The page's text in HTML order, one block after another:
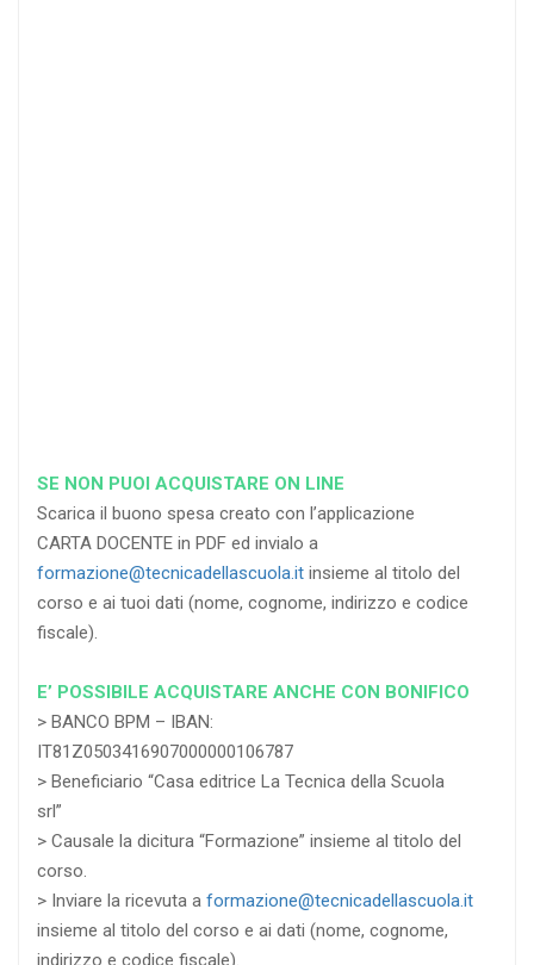
SE NON PUOI ACQUISTARE ON LINE
Scarica il buono spesa creato con l’applicazione
CARTA DOCENTE in PDF ed invialo a
formazione@tecnicadellascuola.it insieme al titolo del
corso e ai tuoi dati (nome, cognome, indirizzo e codice
fiscale).
E’ POSSIBILE ACQUISTARE ANCHE CON BONIFICO
> BANCO BPM – IBAN:
IT81Z0503416907000000106787
> Beneficiario “Casa editrice La Tecnica della Scuola
srl”
> Causale la dicitura “Formazione” insieme al titolo del
corso.
> Inviare la ricevuta a formazione@tecnicadellascuola.it
insieme al titolo del corso e ai dati (nome, cognome,
indirizzo e codice fiscale).